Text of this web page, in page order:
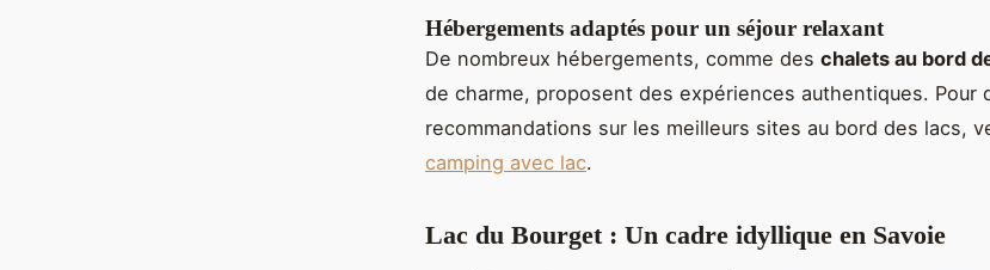
Hébergements adaptés pour un séjour relaxant
De nombreux hébergements, comme des chalets au bord
de charme, proposent des expériences authentiques. Pour
recommandations sur les meilleurs sites au bord des lacs,
camping avec lac.
Lac du Bourget : Un cadre idyllique en Savoie